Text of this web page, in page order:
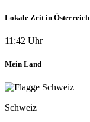
Lokale Zeit in Österreich
11:42 Uhr
Mein Land
Schweiz